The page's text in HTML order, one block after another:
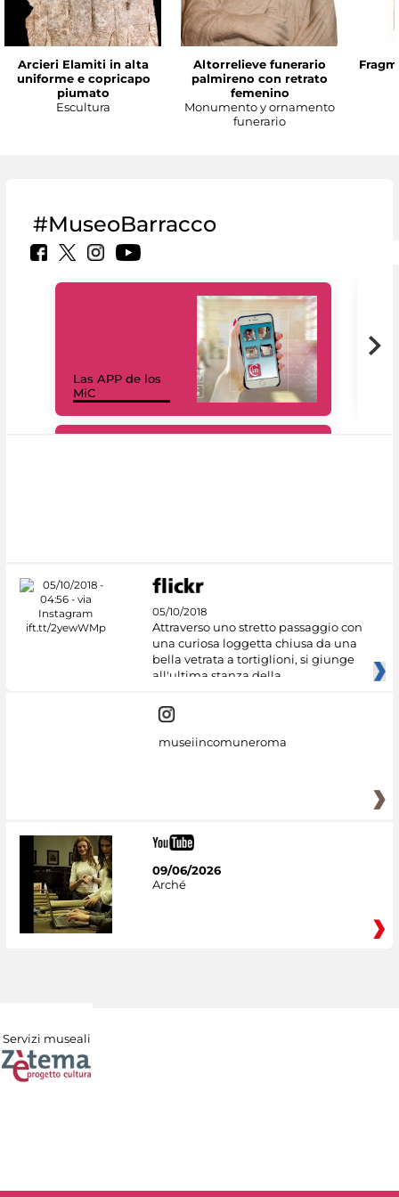
Arcieri Elamiti in alta
uniforme e copricapo
piumato
Escultura
Altorrelieve funerario
palmireno con retrato
femenino
Monumento y ornamento
funerario
#MuseoBarracco
Las APP de los
MiC
05/10/2018
Attraverso uno stretto passaggio con
una curiosa loggetta chiusa da una
bella vetrata a tortiglioni, si giunge
all'ultima stanza della
museiincomuneroma
09/06/2026
Arché
Servizi museali